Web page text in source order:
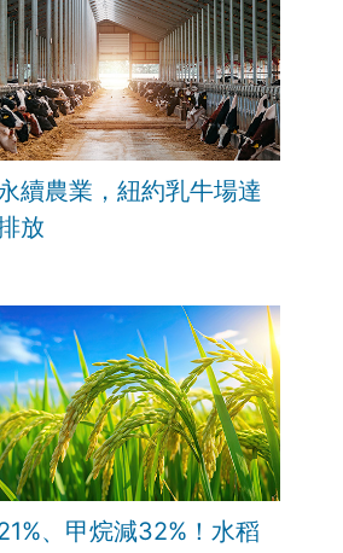
續農業，紐約乳牛場達
放
、甲烷減32%！水稻